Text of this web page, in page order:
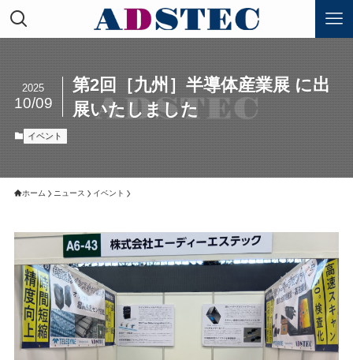
第2回［九州］半導体産業展 に出
展いたしました
2025
10/09
イベント
ホーム ニュース イベント